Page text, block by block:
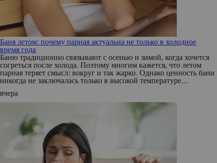
Баня летом: почему парная актуальна не только в холодное
время года
Баню традиционно связывают с осенью и зимой, когда хочется
согреться после холода. Поэтому многим кажется, что летом
парная теряет смысл: вокруг и так жарко. Однако ценность бани
никогда не заключалась только в высокой температуре…
вчера